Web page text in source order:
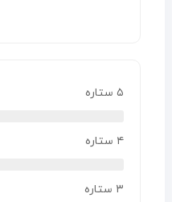
۵ ستاره
۴ ستاره
۳ ستاره